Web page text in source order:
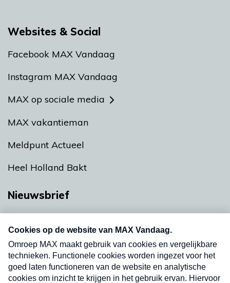
Websites & Social
Facebook MAX Vandaag
Instagram MAX Vandaag
MAX op sociale media
MAX vakantieman
Meldpunt Actueel
Heel Holland Bakt
Nieuwsbrief
nieuwsbrief. Elke vrijdag- en dinsdagochtend in
uw mailbox.
Verzend